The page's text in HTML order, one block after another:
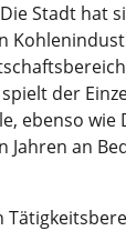
Stadt hat
der
ebenso wie
Jahren an